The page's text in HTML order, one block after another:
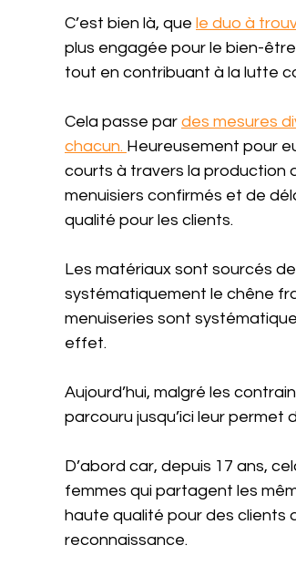
C’est bien là, que le duo à
plus engagée pour le bien-
tout en contribuant à la lutte
Cela passe par des mesures
chacun. Heureusement pour
courts à travers la production
menuisiers confirmés et de
qualité pour les clients.
Les matériaux sont sourcés
systématiquement le chêne
menuiseries sont
effet.
Aujourd’hui, malgré les
parcouru jusqu’ici leur permet
D’abord car, depuis 17 ans,
femmes qui partagent les
haute qualité pour des clients
reconnaissance.